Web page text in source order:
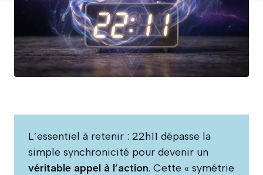
L’essentiel à retenir : 22h11 dépasse la
simple synchronicité pour devenir un
véritable appel à l’action. Cette « symétrie